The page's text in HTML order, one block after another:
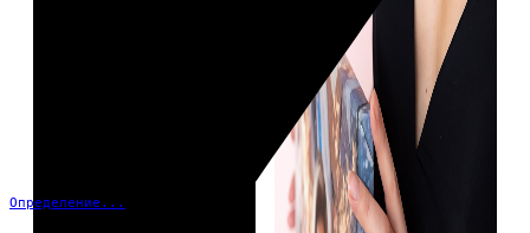
Определение...